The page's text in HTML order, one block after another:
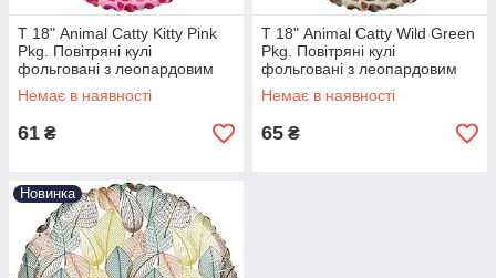
Т 18" Animal Catty Kitty Pink
Pkg. Повітряні кулі
фольговані з леопардовим
принтом - В УП
Немає в наявності
61 ₴
Т 18" Animal Catty Wild Green
Pkg. Повітряні кулі
фольговані з леопардовим
принтом - В УП
Немає в наявності
65 ₴
Новинка